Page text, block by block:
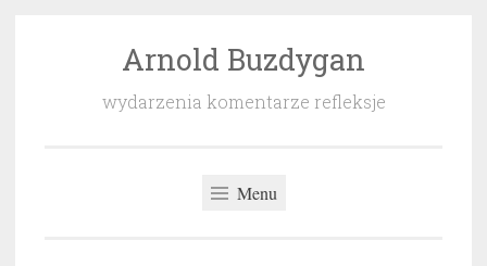
Arnold Buzdygan
wydarzenia komentarze refleksje
Menu